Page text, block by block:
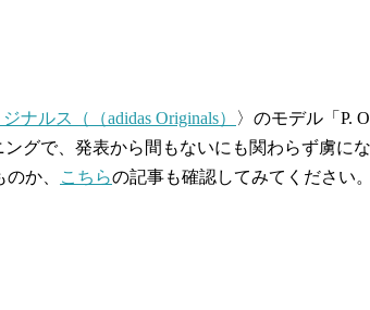
ナルス（（adidas Originals）
〉のモデル「P.
グで、発表から間もないにも関わらず虜に
か、
こちらの記事も確認してみてください。